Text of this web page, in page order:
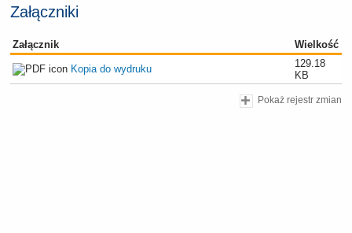
Załączniki
Załącznik Wielkość
Kopia do wydruku
129.18
KB
Pokaż rejestr zmian